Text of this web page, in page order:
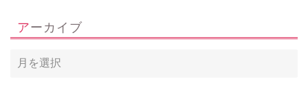
アーカイブ